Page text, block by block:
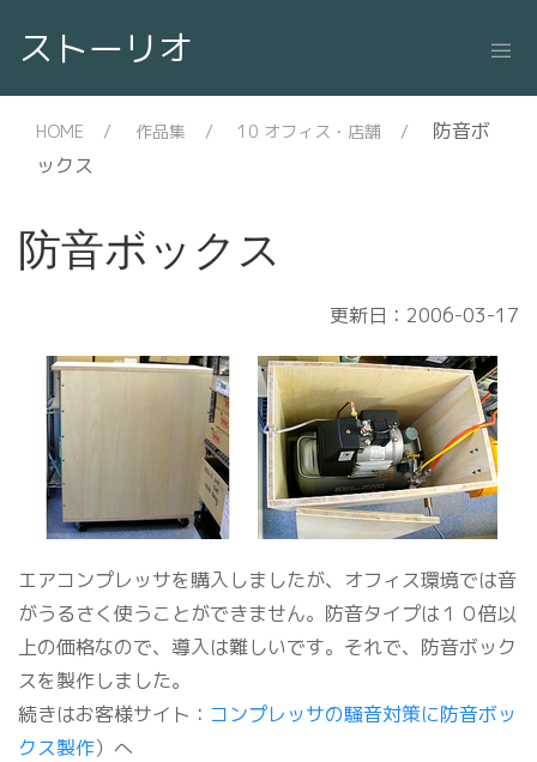
ストーリオ
HOME 作品集 10 オフィス・店舗
防音ボ
ックス
防音ボックス
更新日：2006-03-17
エアコンプレッサを購入しましたが、オフィス環境では音
がうるさく使うことができません。防音タイプは１０倍以
上の価格なので、導入は難しいです。それで、防音ボック
スを製作しました。
続きはお客様サイト： コンプレッサの騒音対策に防音ボッ
クス製作）へ